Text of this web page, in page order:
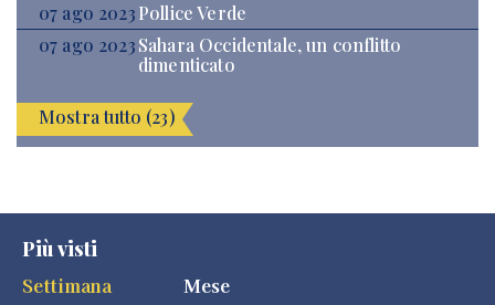
07 ago 2023Pollice Verde
07 ago 2023Sahara Occidentale, un conflitto
dimenticato
Mostra tutto (23)
Più visti
Settimana
Mese